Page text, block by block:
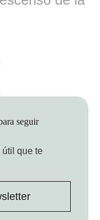
seguir
que te